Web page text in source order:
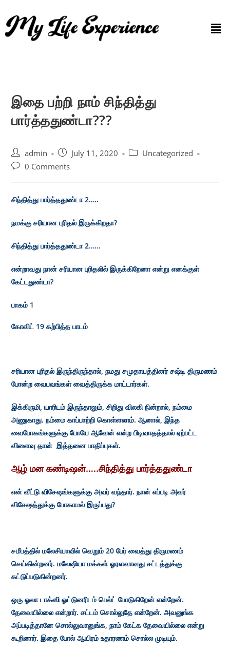
இதை பற்றி நாம் சிந்தித்து
பார்த்ததுண்டா???
admin July 11, 2020
Uncategorized
0 Comments
சிந்தித்து பார்த்ததுண்டா 2…..
நமக்கு சரியான புரிதல் இருக்கிறதா?
சிந்தித்து பார்த்ததுண்டா 2……
என்றாவது நான் சரியான புரிதலில் இருக்கிறேனா என்று எனக்குள்
கேட்டதுண்டா?
பாகம் 1
கோவிட் 19 கற்பித்த பாடம்
சரியான புரிதல் இருந்திருந்தால், நமது சமுதாயத்தினர் சஷ்டி திருமணம்
போன்ற வைபவங்கள் வைத்திருக்க மாட்டார்கள்.
இக்கிருமி, யாரிடம் இருந்தாலும், சிறிது விலகி நின்றால், நம்மை
அணுகாது. நம்மை காப்பாற்றி கொள்ளலாம். ஆனால், இந்த
வைபோகங்களுக்கு போயே ஆவேன் என்ற பிடிவாதத்தால் ஏற்பட்ட
விளைவு தான் இத்தனை பாதிப்புகள்.
ஆழ் மன கண்டிஷன்…..சிந்தித்து பார்த்ததுண்டா
என் வீட்டு விசேஷங்களுக்கு அவர் வந்தார். நான் எப்படி அவர்
விசேஷத்துக்கு போகாமல் இருப்பது?
சமீபத்தில் மலேசியாவில் வெறும் 20 பேர் வைத்து திருமணம்
செய்கின்றனர். மலேஷியா மக்கள் ஓரளவாவது சட்டத்துக்கு
கட்டுப்படுகின்றனர்.
ஒரு ஓலா டாக்ஸி ஓட்டுனரிடம் பெல்ட் போடுகிறேன் என்றேன்.
தேவையில்லை என்றார். சட்டம் சொல்லுதே என்றேன். அவனுங்க
அப்படித்தானே சொல்லுவானுங்க, நாம் கேட்க தேவையில்லை என்று
கூறினார். இதை போல் ஆயிரம் உதாரணம் சொல்ல முடியும்.